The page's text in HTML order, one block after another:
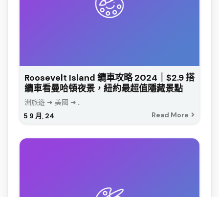
Roosevelt Island 纜車攻略 2024｜$2.9 搭
纜車看曼哈頓夜景，紐約最超值隱藏景點
5 9 月, 24
洲旅遊 ➜ 美國 ➜...
Read More